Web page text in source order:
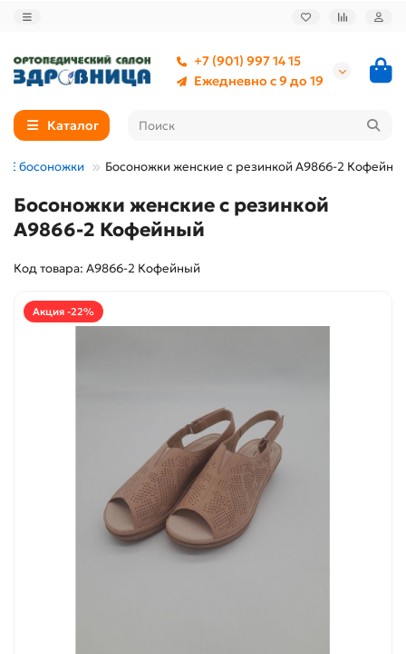
+7 (901) 997 14 15
Ежедневно с 9 до 19
Каталог
босоножки Босоножки женские с резинкой A9866-2
Босоножки женские с резинкой
A9866-2 Кофейный
Код товара: A9866-2 Кофейный
Акция -22%